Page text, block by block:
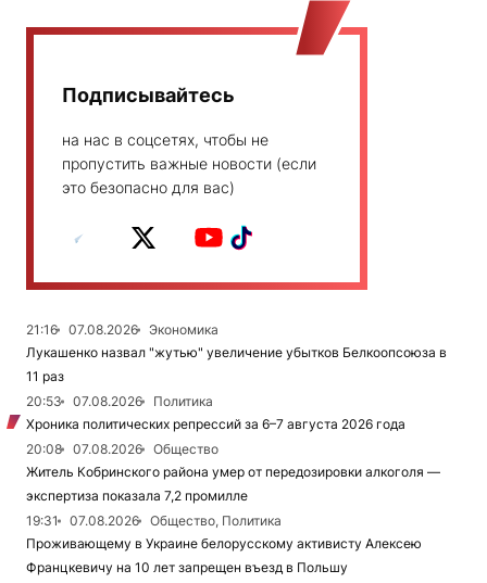
Подписывайтесь
на нас в соцсетях, чтобы не
пропустить важные новости (если
это безопасно для вас)
21:16 07.08.2026
Экономика
Лукашенко назвал "жутью" увеличение убытков Белкоопсоюза в
11 раз
20:53
07.08.2026
Политика
Хроника политических репрессий за 6–7 августа 2026 года
20:08
07.08.2026
Общество
Житель Кобринского района умер от передозировки алкоголя —
экспертиза показала 7,2 промилле
19:31
07.08.2026
Общество, Политика
Проживающему в Украине белорусскому активисту Алексею
Францкевичу на 10 лет запрещен въезд в Польшу